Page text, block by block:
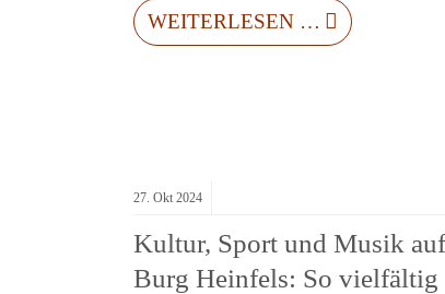
WEITERLESEN …
27. Okt 2024
Kultur, Sport und Musik auf
Burg Heinfels: So vielfältig